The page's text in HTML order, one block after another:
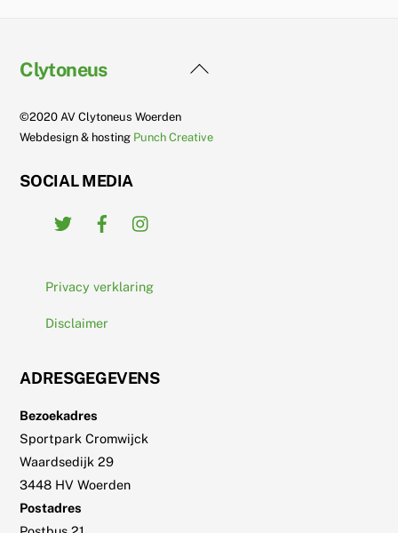
Back
Clytoneus
©2020 AV Clytoneus Woerden
Webdesign & hosting Punch Creative
SOCIAL MEDIA
Twitter
Privacy verklaring
Disclaimer
ADRESGEGEVENS
Bezoekadres
Sportpark Cromwijck
Waardsedijk 29
3448 HV Woerden
Postadres